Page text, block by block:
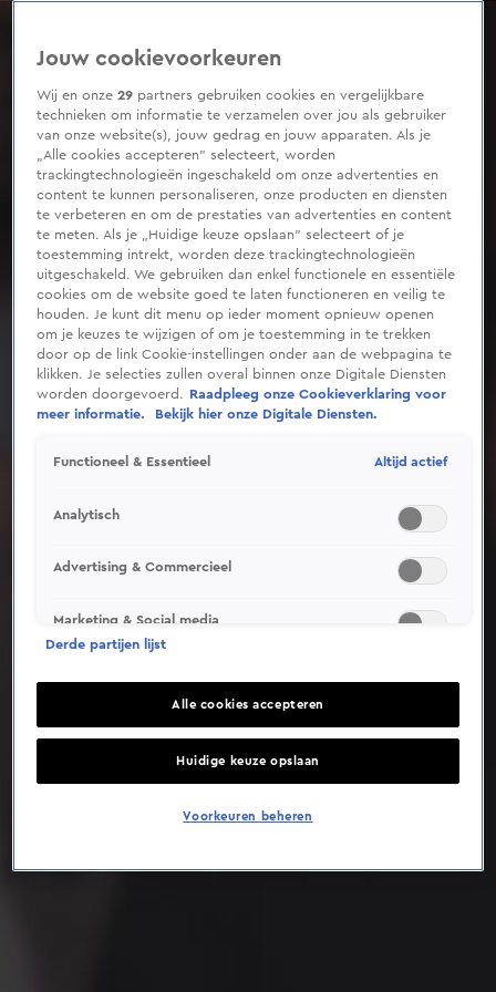
0
seconds
Deze video is niet beschikbaar op je huidige locatie
Jouw cookievoorkeuren
Wij en onze29 partners gebruiken cookies en vergelijkbare
technieken om informatie te verzamelen over jou als gebruiker
van onze website(s), jouw gedrag en jouw apparaten. Als je
„Alle cookies accepteren” selecteert, worden
trackingtechnologieën ingeschakeld om onze advertenties en
content te kunnen personaliseren, onze producten en diensten
te verbeteren en om de prestaties van advertenties en content
te meten. Als je „Huidige keuze opslaan” selecteert of je
toestemming intrekt, worden deze trackingtechnologieën
uitgeschakeld. We gebruiken dan enkel functionele en essentiële
cookies om de website goed te laten functioneren en veilig te
houden. Je kunt dit menu op ieder moment opnieuw openen
om je keuzes te wijzigen of om je toestemming in te trekken
door op de link Cookie-instellingen onder aan de webpagina te
klikken. Je selecties zullen overal binnen onze Digitale Diensten
worden doorgevoerd.
Raadpleeg onze Cookieverklaring voor
meer informatie.
Bekijk hier onze Digitale Diensten.
Functioneel & Essentieel Altijd actief
Analytisch
Advertising & Commercieel
Marketing & Social media
Derde partijen lijst
Alle cookies accepteren
Huidige keuze opslaan
Voorkeuren beheren